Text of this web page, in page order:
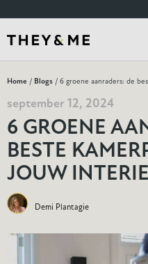
Home / Blogs / 6 groene aanraders: de
september 12, 2024
6 GROENE
BESTE
JOUW
Demi Plantagie